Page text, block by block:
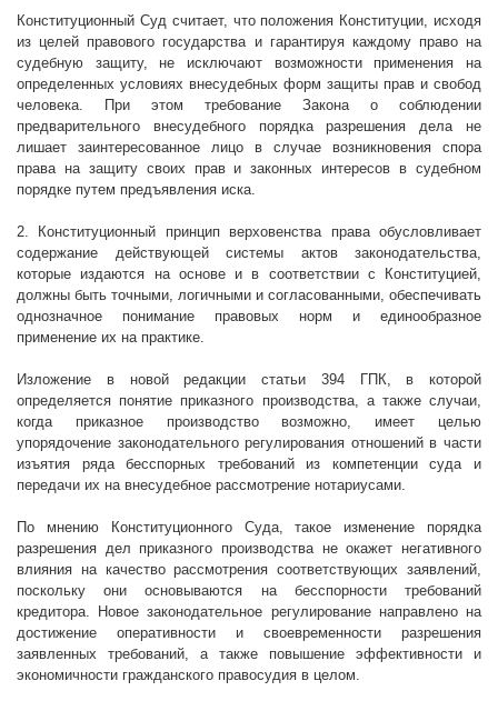
Конституционный Суд считает, что положения Конституции, исходя
из целей правового государства и гарантируя каждому право на
судебную защиту, не исключают возможности применения на
определенных условиях внесудебных форм защиты прав и свобод
человека. При этом требование Закона о соблюдении
предварительного внесудебного порядка разрешения дела не
лишает заинтересованное лицо в случае возникновения спора
права на защиту своих прав и законных интересов в судебном
порядке путем предъявления иска.
2. Конституционный принцип верховенства права обусловливает
содержание действующей системы актов законодательства,
которые издаются на основе и в соответствии с Конституцией,
должны быть точными, логичными и согласованными, обеспечивать
однозначное понимание правовых норм и единообразное
применение их на практике.
Изложение в новой редакции статьи 394 ГПК, в которой
определяется понятие приказного производства, а также случаи,
когда приказное производство возможно, имеет целью
упорядочение законодательного регулирования отношений в части
изъятия ряда бесспорных требований из компетенции суда и
передачи их на внесудебное рассмотрение нотариусами.
По мнению Конституционного Суда, такое изменение порядка
разрешения дел приказного производства не окажет негативного
влияния на качество рассмотрения соответствующих заявлений,
поскольку они основываются на бесспорности требований
кредитора. Новое законодательное регулирование направлено на
достижение оперативности и своевременности разрешения
заявленных требований, а также повышение эффективности и
экономичности гражданского правосудия в целом.